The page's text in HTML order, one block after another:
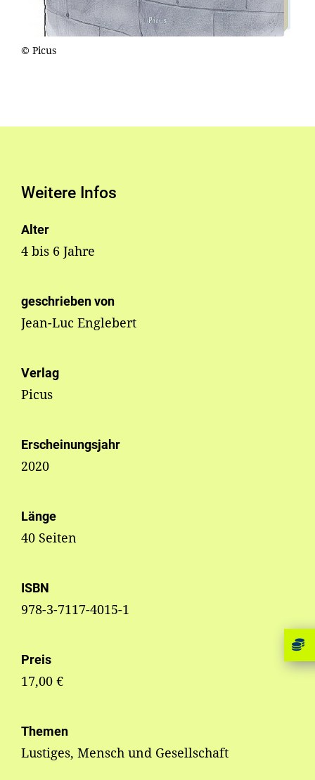
© Picus
Weitere Infos
Alter
4 bis 6 Jahre
geschrieben von
Jean-Luc Englebert
Verlag
Picus
Erscheinungsjahr
2020
Länge
40 Seiten
ISBN
978-3-7117-4015-1
Preis
17,00 €
Themen
Lustiges, Mensch und Gesellschaft